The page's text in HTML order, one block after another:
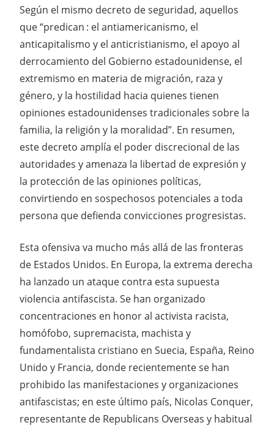
Según el mismo decreto de seguridad, aquellos
que “predican : el antiamericanismo, el
anticapitalismo y el anticristianismo, el apoyo al
derrocamiento del Gobierno estadounidense, el
extremismo en materia de migración, raza y
género, y la hostilidad hacia quienes tienen
opiniones estadounidenses tradicionales sobre la
familia, la religión y la moralidad”. En resumen,
este decreto amplía el poder discrecional de las
autoridades y amenaza la libertad de expresión y
la protección de las opiniones políticas,
convirtiendo en sospechosos potenciales a toda
persona que defienda convicciones progresistas.
Esta ofensiva va mucho más allá de las fronteras
de Estados Unidos. En Europa, la extrema derecha
ha lanzado un ataque contra esta supuesta
violencia antifascista. Se han organizado
concentraciones en honor al activista racista,
homófobo, supremacista, machista y
fundamentalista cristiano en Suecia, España, Reino
Unido y Francia, donde recientemente se han
prohibido las manifestaciones y organizaciones
antifascistas; en este último país, Nicolas Conquer,
representante de Republicans Overseas y habitual